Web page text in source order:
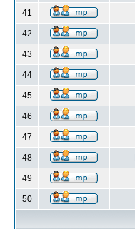
41
42
43
44
45
46
47
48
49
50